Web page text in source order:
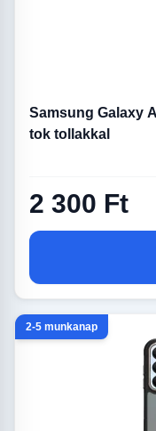
Samsung Galaxy
tok tollakkal
2 300 Ft
2-5 munkanap